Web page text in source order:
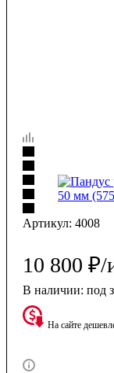
Артикул: 4008
10 800 ₽/
В наличии: под
На сайте